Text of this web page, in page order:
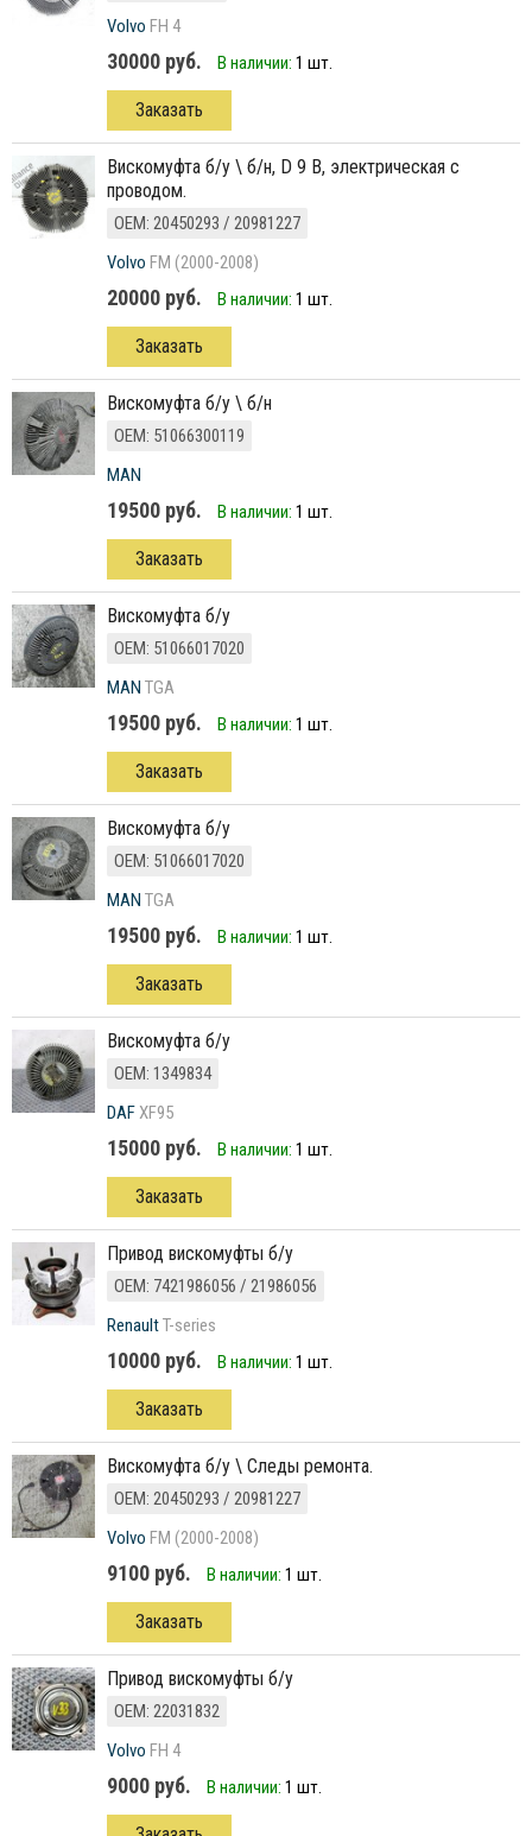
Volvo FH 4
30000 руб. В наличии: 1 шт.
Заказать
вискомуфта б/у \ б/н, D 9 В, электрическая с
проводом.
ОЕМ: 20450293 / 20981227
Volvo FM (2000-2008)
20000 руб. В наличии: 1 шт.
Заказать
вискомуфта б/у \ б/н
ОЕМ: 51066300119
MAN
19500 руб. В наличии: 1 шт.
Заказать
вискомуфта б/у
ОЕМ: 51066017020
MAN TGA
19500 руб. В наличии: 1 шт.
Заказать
вискомуфта б/у
ОЕМ: 51066017020
MAN TGA
19500 руб. В наличии: 1 шт.
Заказать
вискомуфта б/у
ОЕМ: 1349834
DAFXF95
15000 руб. В наличии: 1 шт.
Заказать
привод вискомуфты б/у
ОЕМ: 7421986056 / 21986056
RenaultT-series
10000 руб. В наличии: 1 шт.
Заказать
вискомуфта б/у \ Следы ремонта.
ОЕМ: 20450293 / 20981227
Volvo FM (2000-2008)
9100 руб. В наличии: 1 шт.
Заказать
Привод вискомуфты б/у
ОЕМ: 22031832
Volvo FH 4
9000 руб. В наличии: 1 шт.